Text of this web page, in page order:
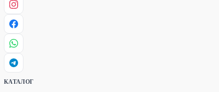
КАТАЛОГ